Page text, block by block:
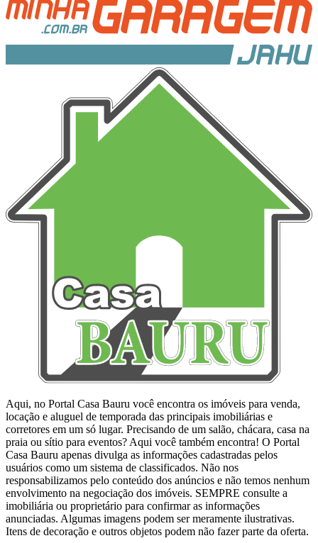
Aqui, no Portal Casa Bauru você encontra os imóveis para venda,
locação e aluguel de temporada das principais imobiliárias e
corretores em um só lugar. Precisando de um salão, chácara, casa na
praia ou sítio para eventos? Aqui você também encontra! O Portal
Casa Bauru apenas divulga as informações cadastradas pelos
usuários como um sistema de classificados. Não nos
responsabilizamos pelo conteúdo dos anúncios e não temos nenhum
envolvimento na negociação dos imóveis. SEMPRE consulte a
imobiliária ou proprietário para confirmar as informações
anunciadas. Algumas imagens podem ser meramente ilustrativas.
Itens de decoração e outros objetos podem não fazer parte da oferta.